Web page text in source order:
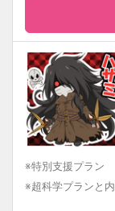
※特別支援プラン
※超科学プランと